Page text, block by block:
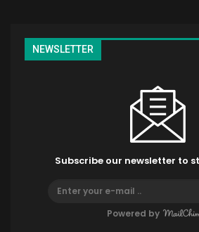
NEWSLETTER
Subscribe our newsletter to
Powered by